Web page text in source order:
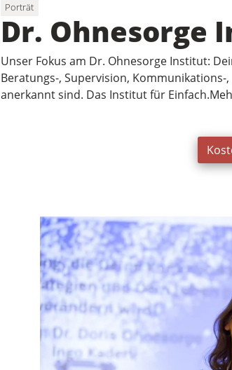
Porträt
Dr. Ohnesorge
Unser Fokus am Dr. Ohnesorge Institut:
Beratungs-, Supervision,
anerkannt sind. Das Institut für